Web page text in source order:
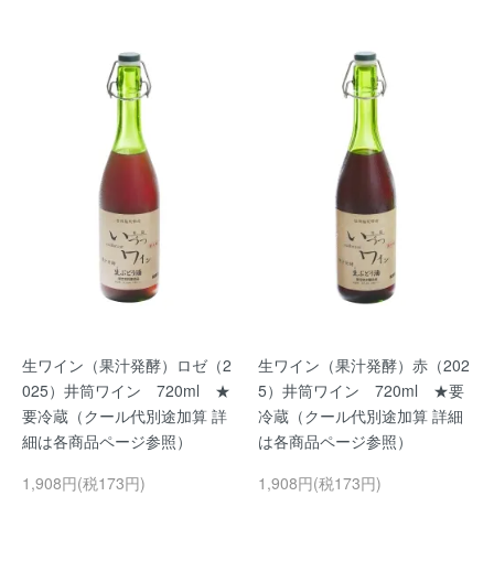
生ワイン（果汁発酵）ロゼ（2
025）井筒ワイン 720ml ★
要冷蔵（クール代別途加算 詳
細は各商品ページ参照）
1,908円(税173円)
生ワイン（果汁発酵）赤（202
5）井筒ワイン 720ml ★要
冷蔵（クール代別途加算 詳細
は各商品ページ参照）
1,908円(税173円)